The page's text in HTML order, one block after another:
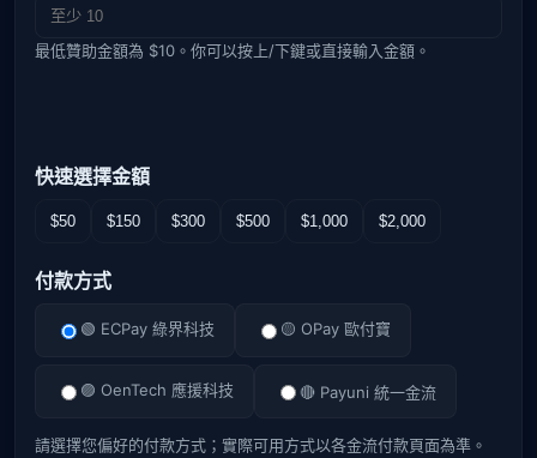
最低贊助金額為 $10。你可以按上/下鍵或直接輸入金額。
快速選擇金額
$50 $150 $300 $500 $1,000 $2,000
付款方式
🟢 ECPay 綠界科技 🟡 OPay 歐付寶
🟣 OenTech 應援科技 🔴 Payuni 統一金流
請選擇您偏好的付款方式；實際可用方式以各金流付款頁面為準。